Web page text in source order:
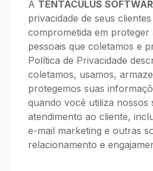
A TENTACULUS
privacidade de seus
comprometida em proteger
pessoais que coletamos e
Política de Privacidade
coletamos, usamos,
protegemos suas
quando você utiliza nossos
atendimento ao cliente,
e-mail marketing e outras
relacionamento e